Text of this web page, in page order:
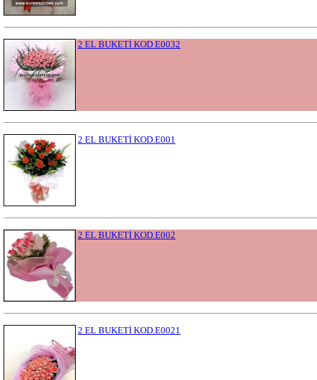
2 EL BUKETİ KOD E0032
2 EL BUKETİ KOD.E001
2 EL BUKETİ KOD.E002
2 EL BUKETİ KOD.E0021